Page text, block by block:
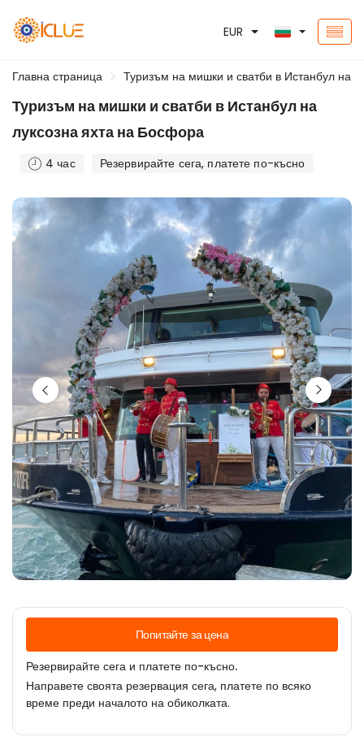
EUR
Главна страница Туризъм на мишки и сватби в Истанбул на
Туризъм на мишки и сватби в Истанбул на
луксозна яхта на Босфора
4 час Резервирайте сега, платете по-късно
Попитайте за цена
Резервирайте сега и платете по-късно.
Направете своята резервация сега, платете по всяко
време преди началото на обиколката.